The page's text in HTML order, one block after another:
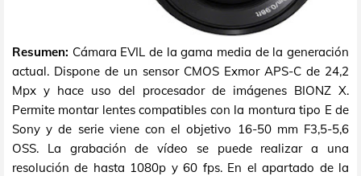
Resumen: Cámara EVIL de la gama media de la generación
actual. Dispone de un sensor CMOS Exmor APS-C de 24,2
Mpx y hace uso del procesador de imágenes BIONZ X.
Permite montar lentes compatibles con la montura tipo E de
Sony y de serie viene con el objetivo 16-50 mm F3,5-5,6
OSS. La grabación de vídeo se puede realizar a una
resolución de hasta 1080p y 60 fps. En el apartado de la